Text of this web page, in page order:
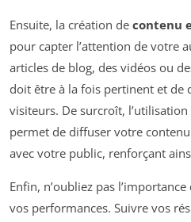
Ensuite, la création de contenu
pour capter l’attention de votre
articles de blog, des vidéos ou
doit être à la fois pertinent et de
visiteurs. De surcroît, l’utilisation
permet de diffuser votre
avec votre public, renforçant
Enfin, n’oubliez pas
vos performances. Suivre vos